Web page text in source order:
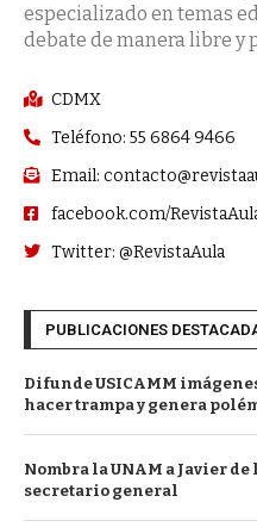
especializado en temas
debate de manera libre y
CDMX
Teléfono: 55 6864 9466
Email:
facebook.com/
Twitter: @RevistaAula
PUBLICACIONES
Difunde USICAMM
hacer trampa y genera
Nombra la UNAM a Javier
secretario general